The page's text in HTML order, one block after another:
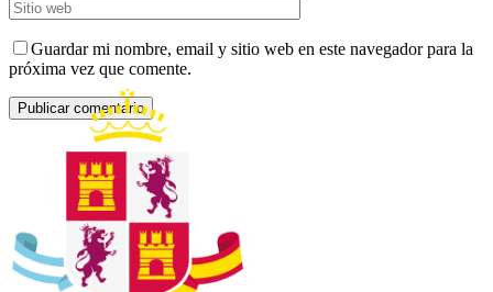
Guardar mi nombre, email y sitio web en este navegador para la
próxima vez que comente.